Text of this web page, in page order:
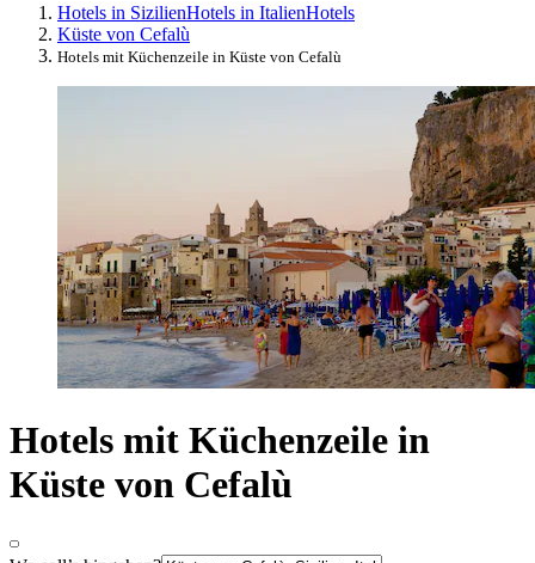
Hotels in SizilienHotels in ItalienHotels
Küste von Cefalù
Hotels mit Küchenzeile in Küste von Cefalù
Hotels mit Küchenzeile in
Küste von Cefalù